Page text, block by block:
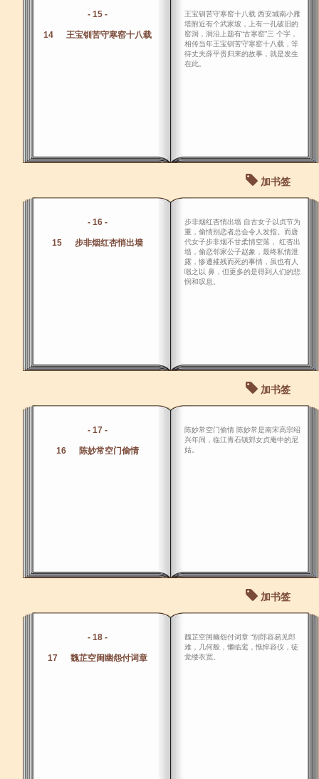
- 15 -
14 王宝钏苦守寒窑十八载
王宝钏苦守寒窑十八载 西安城南小雁
塔附近有个武家坡，上有一孔破旧的
窑洞，洞沿上题有“古寒窑”三 个字，
相传当年王宝钏苦守寒窑十八载，等
待丈夫薛平贵归来的故事，就是发生
在此。
加书签
- 16 -
15 步非烟红杏悄出墙
步非烟红杏悄出墙 自古女子以贞节为
重，偷情别恋者总会令人发指。而唐
代女子步非烟不甘柔情空落， 红杏出
墙，偷恋邻家公子赵象，最终私情泄
露，惨遭摧残而死的事情，虽也有人
嗤之以 鼻，但更多的是得到人们的悲
悯和叹息。
加书签
- 17 -
16 陈妙常空门偷情
陈妙常空门偷情 陈妙常是南宋高宗绍
兴年间，临江青石镇郊女贞庵中的尼
姑。
加书签
- 18 -
17 魏芷空闺幽怨付词章
魏芷空闺幽怨付词章 “别郎容易见郎
难，几何般，懒临鸾，憔悴容仪，徒
觉缕衣宽。